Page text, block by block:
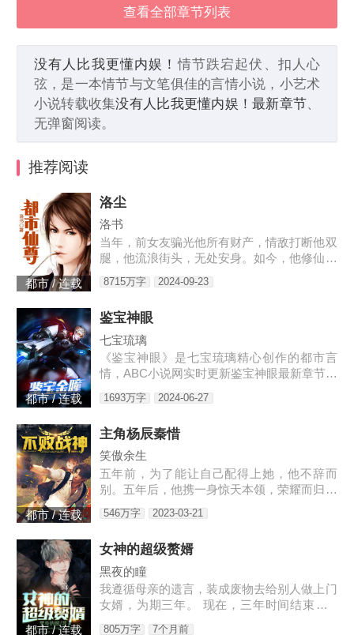
查看全部章节列表
没有人比我更懂内娱！情节跌宕起伏、扣人心
弦，是一本情节与文笔俱佳的言情小说，小艺术
小说转载收集没有人比我更懂内娱！最新章节
无弹窗阅读。
推荐阅读
都市 / 连载
洛尘
洛书
当年，前女友骗光他所有财产，情敌打断他双
腿，他流浪街头，无处安身。如今，他修仙归
来，一人可挡千万敌！
8715万字 2024-09-23
都市 / 连载
鉴宝神眼
七宝琉璃
《鉴宝神眼》是七宝琉璃精心创作的都市言
情，ABC小说网实时更新鉴宝神眼最新章节并
论，并不代表ABC小说网赞同或者支持鉴宝神
1693万字 2024-06-27
都市 / 连载
主角杨辰秦惜
笑傲余生
五年前，为了能让自己配得上她，他不辞而
别。五年后，他携一身惊天本领，荣耀而归，
只是归来之时，竟发现自己多了一个女儿。3
w4597-16544
546万字 2023-03-21
都市 / 连载
女神的超级赘婿
黑夜的瞳
我遵循母亲的遗言，装成废物去给别人做上门
女婿，为期三年。 现在，三年时间结束了...
805万字 7个月前